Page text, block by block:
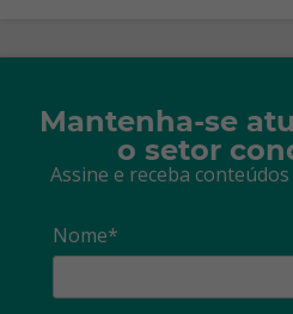
Mantenha-se
o setor
Assine e receba
Nome*